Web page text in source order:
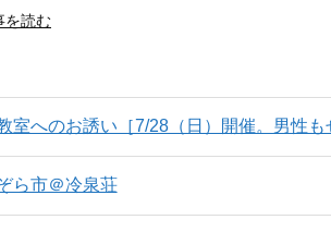
を読む
室へのお誘い［7/28（日）開催。男性も
ら市＠冷泉荘